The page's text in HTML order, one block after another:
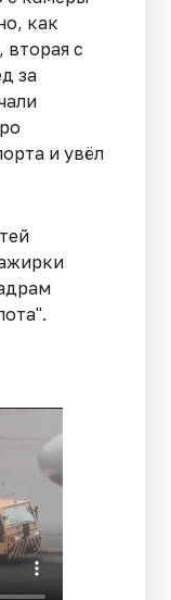
как
с
за
и увёл